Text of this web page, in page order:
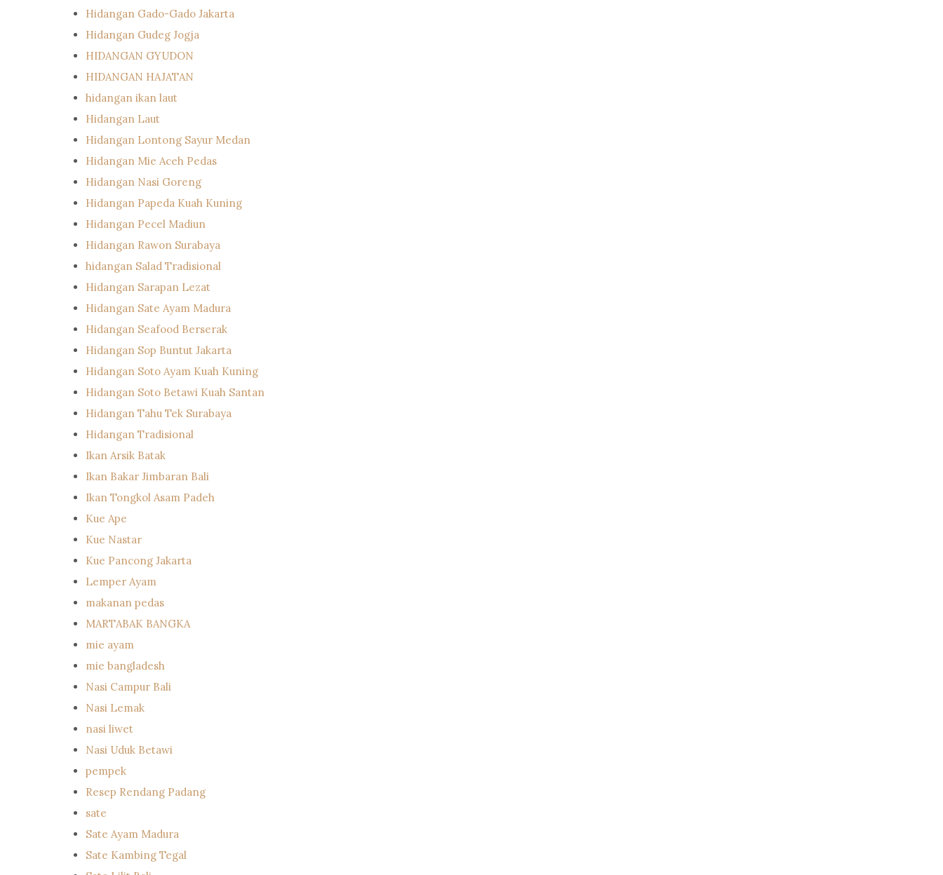
Hidangan Gado-Gado Jakarta
Hidangan Gudeg Jogja
HIDANGAN GYUDON
HIDANGAN HAJATAN
hidangan ikan laut
Hidangan Laut
Hidangan Lontong Sayur Medan
Hidangan Mie Aceh Pedas
Hidangan Nasi Goreng
Hidangan Papeda Kuah Kuning
Hidangan Pecel Madiun
Hidangan Rawon Surabaya
hidangan Salad Tradisional
Hidangan Sarapan Lezat
Hidangan Sate Ayam Madura
Hidangan Seafood Berserak
Hidangan Sop Buntut Jakarta
Hidangan Soto Ayam Kuah Kuning
Hidangan Soto Betawi Kuah Santan
Hidangan Tahu Tek Surabaya
Hidangan Tradisional
Ikan Arsik Batak
Ikan Bakar Jimbaran Bali
Ikan Tongkol Asam Padeh
Kue Ape
Kue Nastar
Kue Pancong Jakarta
Lemper Ayam
makanan pedas
MARTABAK BANGKA
mie ayam
mie bangladesh
Nasi Campur Bali
Nasi Lemak
nasi liwet
Nasi Uduk Betawi
pempek
Resep Rendang Padang
sate
Sate Ayam Madura
Sate Kambing Tegal